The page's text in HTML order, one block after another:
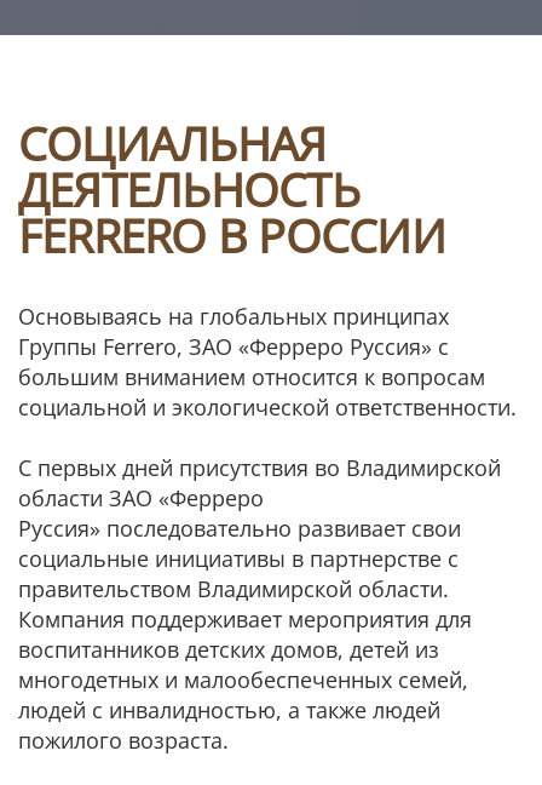
СОЦИАЛЬНАЯ
ДЕЯТЕЛЬНОСТЬ
FERRERO В РОССИИ
Основываясь на глобальных принципах
Группы Ferrero, ЗАО «Ферреро Руссия» с
большим вниманием относится к вопросам
социальной и экологической ответственности.
С первых дней присутствия во Владимирской
области ЗАО «Ферреро
Руссия» последовательно развивает свои
социальные инициативы в партнерстве с
правительством Владимирской области.
Компания поддерживает мероприятия для
воспитанников детских домов, детей из
многодетных и малообеспеченных семей,
людей с инвалидностью, а также людей
пожилого возраста.